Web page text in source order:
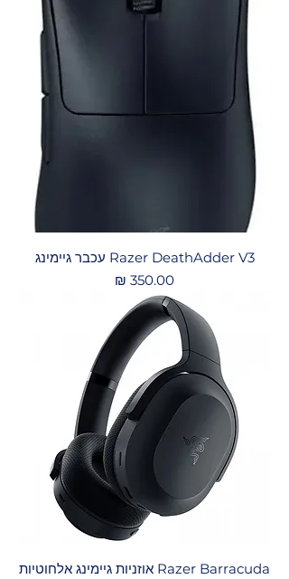
Razer DeathAdder V3 עכבר גיימינג
מחיר
Razer Barracuda אוזניות גיימינג אלחוטיות